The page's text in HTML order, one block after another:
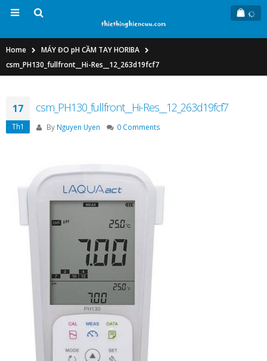
Home
MÁY ĐO pH CẦM TAY HORIBA
csm_PH130_fullfront__Hi-Res__12_263d19fcf7
17
Th1
csm_PH130_fullfront__Hi-Res__12_263d19fcf7
By Nguyen Uyen 0 Comments